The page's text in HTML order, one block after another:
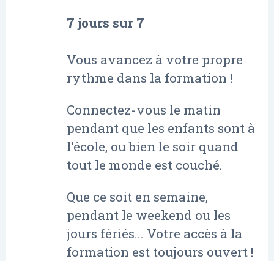
7 jours sur 7
Vous avancez à votre propre
rythme dans la formation !
Connectez-vous le matin
pendant que les enfants sont à
l'école, ou bien le soir quand
tout le monde est couché.
Que ce soit en semaine,
pendant le weekend ou les
jours fériés... Votre accès à la
formation est toujours ouvert !